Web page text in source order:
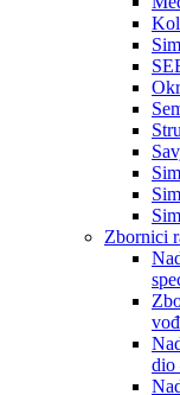
Zbornici
dio